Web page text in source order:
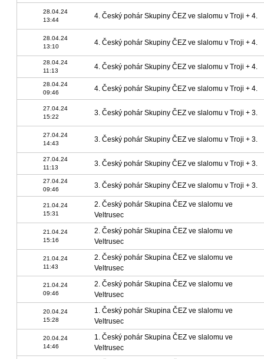
28.04.24
13:44
4. Český pohár Skupiny ČEZ ve slalomu v Troji + 4.
28.04.24
13:10
4. Český pohár Skupiny ČEZ ve slalomu v Troji + 4.
28.04.24
11:13
4. Český pohár Skupiny ČEZ ve slalomu v Troji + 4.
28.04.24
09:46
4. Český pohár Skupiny ČEZ ve slalomu v Troji + 4.
27.04.24
15:22
3. Český pohár Skupiny ČEZ ve slalomu v Troji + 3.
27.04.24
14:43
3. Český pohár Skupiny ČEZ ve slalomu v Troji + 3.
27.04.24
11:13
3. Český pohár Skupiny ČEZ ve slalomu v Troji + 3.
27.04.24
09:46
3. Český pohár Skupiny ČEZ ve slalomu v Troji + 3.
21.04.24
15:31
2. Český pohár Skupina ČEZ ve slalomu ve
Veltrusec
21.04.24
15:16
2. Český pohár Skupina ČEZ ve slalomu ve
Veltrusec
21.04.24
11:43
2. Český pohár Skupina ČEZ ve slalomu ve
Veltrusec
21.04.24
09:46
2. Český pohár Skupina ČEZ ve slalomu ve
Veltrusec
20.04.24
15:28
1. Český pohár Skupina ČEZ ve slalomu ve
Veltrusec
20.04.24
14:46
1. Český pohár Skupina ČEZ ve slalomu ve
Veltrusec